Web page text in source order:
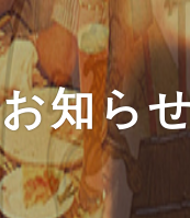
お知ら